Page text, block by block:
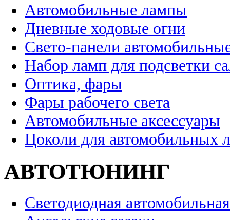
Автомобильные лампы
Дневные ходовые огни
Свето-панели
Набор ламп для подсветки
Оптика, фары
Фары рабочего света
Автомобильные аксессуары
Цоколи для автомобильных
АВТОТЮНИНГ
Светодиодная